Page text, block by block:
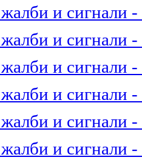
и сигнали -
и сигнали -
и сигнали -
и сигнали -
и сигнали -
и сигнали -